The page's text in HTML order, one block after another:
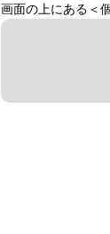
画面の上にある＜